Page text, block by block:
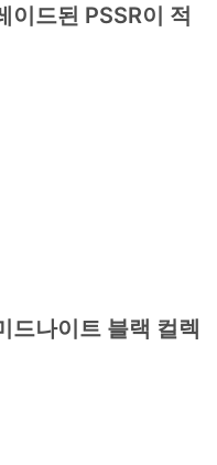
드된 PSSR이 적
드나이트 블랙 컬렉